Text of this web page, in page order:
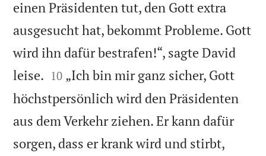
einen Präsidenten tut, den Gott extra
ausgesucht hat, bekommt Probleme. Gott
wird ihn dafür bestrafen!“, sagte David
leise. 

10 „Ich bin mir ganz sicher, Gott
höchstpersönlich wird den Präsidenten
aus dem Verkehr ziehen. Er kann dafür
sorgen, dass er krank wird und stirbt,